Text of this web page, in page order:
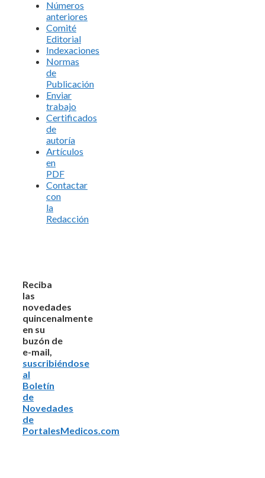
Números
anteriores
Comité
Editorial
Indexaciones
Normas
de
Publicación
Enviar
trabajo
Certificados
de
autoría
Artículos
en
PDF
Contactar
con
la
Redacción
Reciba
las
novedades
quincenalmente
en su
buzón de
e-mail,
suscribiéndose
al
Boletín
de
Novedades
de
PortalesMedicos.com